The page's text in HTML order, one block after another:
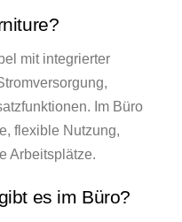
mit integrierter
Im Büro
flexible Nutzung,
Arbeitsplätze.
es im Büro?